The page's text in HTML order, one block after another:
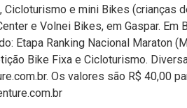
Cicloturismo e mini Bikes
e Volnei Bikes, em Gaspar. Em
Etapa Ranking Nacional Maraton
Bike Fixa e Cicloturismo.
Os valores são R$ 40,00